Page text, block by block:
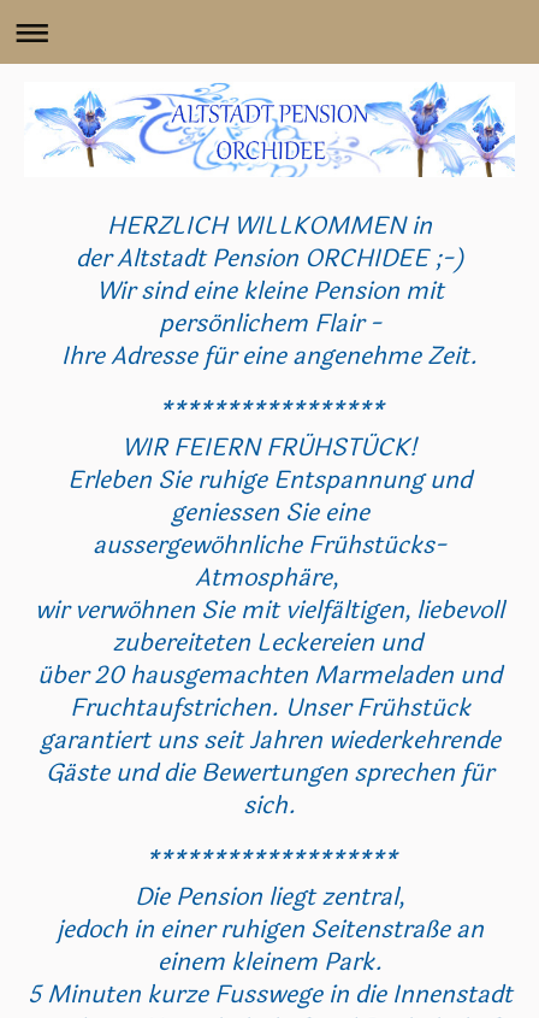
HERZLICH WILLKOMMEN in
der Altstadt Pension ORCHIDEE ;-)
Wir sind eine kleine Pension mit
persönlichem Flair -
Ihre Adresse für eine angenehme Zeit.
*****************
WIR FEIERN FRÜHSTÜCK!
Erleben Sie ruhige Entspannung und
geniessen Sie eine
aussergewöhnliche Frühstücks-
Atmosphäre,
wir verwöhnen Sie mit vielfältigen, liebevoll
zubereiteten Leckereien und
über 20 hausgemachten Marmeladen und
Fruchtaufstrichen. Unser Frühstück
garantiert uns seit Jahren wiederkehrende
Gäste und die Bewertungen sprechen für
sich.
*******************
Die Pension liegt zentral,
jedoch in einer ruhigen Seitenstraßean
einem kleinem Park.
5 Minuten kurze Fusswege in die Innenstadt